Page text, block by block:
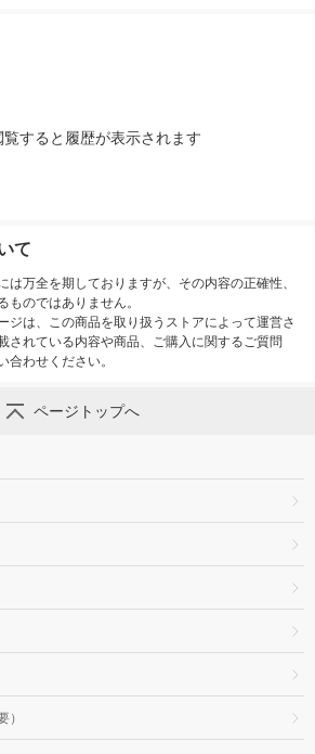
覧すると履歴が表示されます
て
は万全を期しておりますが、その内容の正確性、
ものではありません。
ジは、この商品を取り扱うストアによって運営さ
されている内容や商品、ご購入に関するご質問
合わせください。
ページトップへ
）